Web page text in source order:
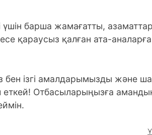
барша жамағатты,
қараусыз қалған ата-
бен ізгі амалдарымызды және
Отбасыларыңызға